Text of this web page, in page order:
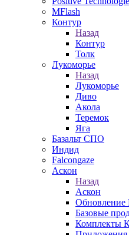
MFlash
Контур
Назад
Контур
Толк
Лукоморье
Назад
Лукоморье
Диво
Акола
Теремок
Яга
Базальт СПО
Индид
Falcongaze
Аскон
Назад
Аскон
Базовые